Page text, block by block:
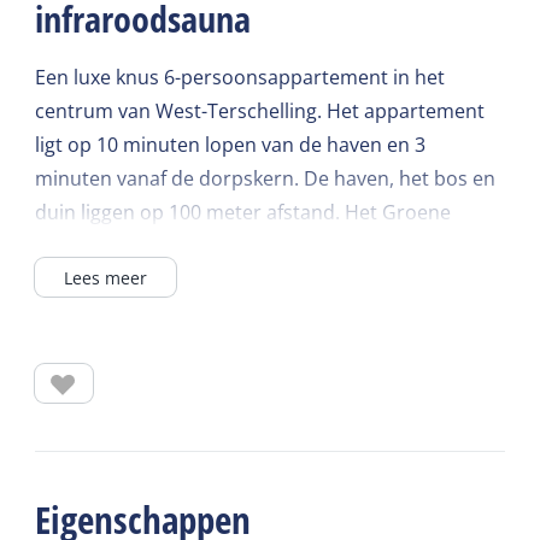
infraroodsauna
Een luxe knus 6-persoonsappartement in het
centrum van West-Terschelling. Het appartement
ligt op 10 minuten lopen van de haven en 3
minuten vanaf de dorpskern. De haven, het bos en
duin liggen op 100 meter afstand. Het Groene
Quooker, broodrooster, toastmaker en citruspers.
Woonkamer met twee 2-zitsbanken en twee
De badkamer is voorzien van een luxe douche en
Lees meer
Eigenschappen